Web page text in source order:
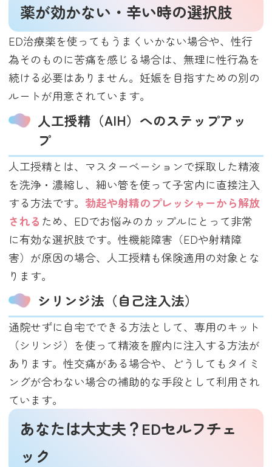
薬が効かない・辛い時の選択肢
ED治療薬を使ってもうまくいかない場合や、性行
為そのものに苦痛を感じる場合は、無理に性行為を
続ける必要はありません。妊娠を目指すための別の
ルートが用意されています。
人工授精（AIH）へのステップアッ
プ
人工授精とは、マスターベーションで採取した精液
を洗浄・濃縮し、細い管を使って子宮内に直接注入
する方法です。 勃起や射精のプレッシャーから解放
される ため、EDでお悩みのカップルにとって非常
に有効な選択肢です。性機能障害（EDや射精障
害）が原因の場合、人工授精も保険適用の対象とな
ります。
シリンジ法（自己注入法）
通院せずに自宅でできる方法として、専用のキット
（シリンジ）を使って精液を膣内に注入する方法が
あります。性交痛がある場合や、どうしてもタイミ
ングが合わない場合の補助的な手段として利用され
ています。
あなたは大丈夫？EDセルフチェ
ック